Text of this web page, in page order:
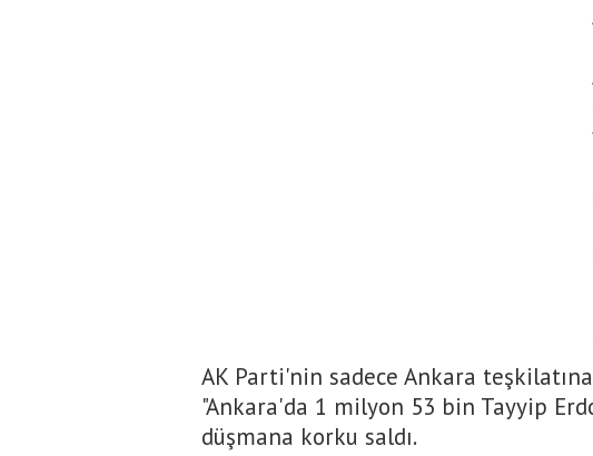
AK Parti'nin sadece Ankara
"Ankara'da 1 milyon 53 bin Tayyip
düşmana korku saldı.